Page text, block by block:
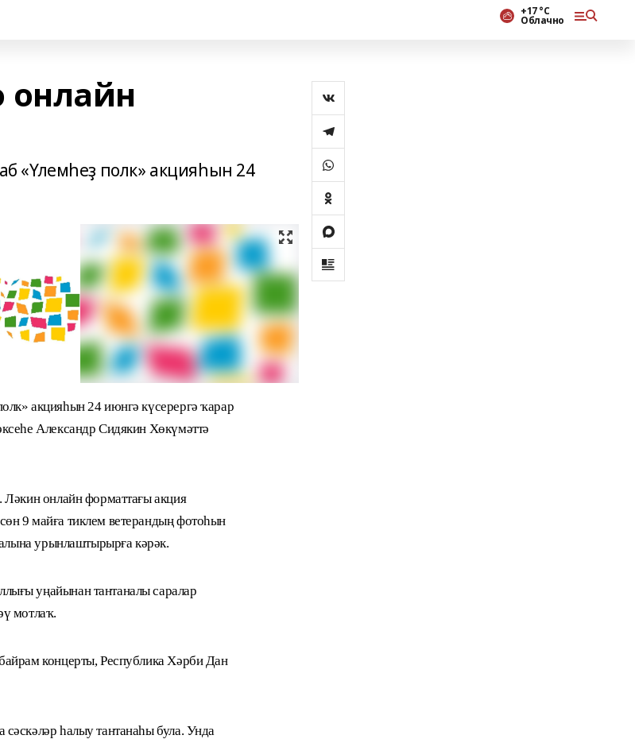
+17 °С
Облачно
онлайн
«Үлемһеҙ полк» акцияһын 24
акцияһын 24 июнгә күсерергә ҡарар
Александр Сидякин Хөкүмәттә
Ләкин онлайн форматтағы акция
9 майға тиклем ветерандың фотоһын
урынлаштырырға кәрәк.
уңайынан тантаналы саралар
мотлаҡ.
концерты, Республика Хәрби Дан
һалыу тантанаһы була. Унда